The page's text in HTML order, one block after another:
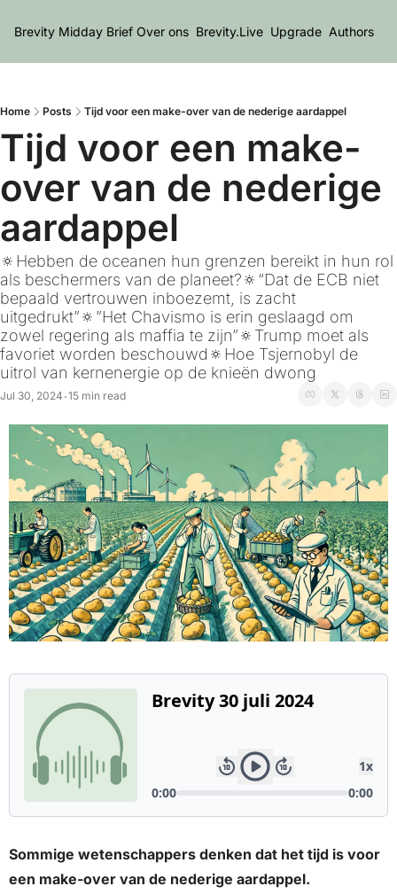
Brevity Midday Brief Over ons Brevity.Live Upgrade Authors
Home Posts Tijd voor een make-over van de nederige aardappel
Tijd voor een make-
over van de nederige
aardappel
🔅Hebben de oceanen hun grenzen bereikt in hun rol
als beschermers van de planeet?🔅“Dat de ECB niet
bepaald vertrouwen inboezemt, is zacht
uitgedrukt”🔅”Het Chavismo is erin geslaagd om
zowel regering als maffia te zijn”🔅Trump moet als
favoriet worden beschouwd🔅Hoe Tsjernobyl de
uitrol van kernenergie op de knieën dwong
Jul 30, 2024 •15 min read
Sommige wetenschappers denken dat het tijd is voor
een make-over van de nederige aardappel.